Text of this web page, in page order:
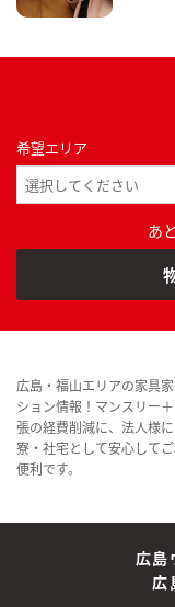
希望エリア
あ
広島・福山エリアの家具
ション情報！マンスリー
張の経費削減に、法人様に
寮・社宅として安心して
便利です。
広島
広